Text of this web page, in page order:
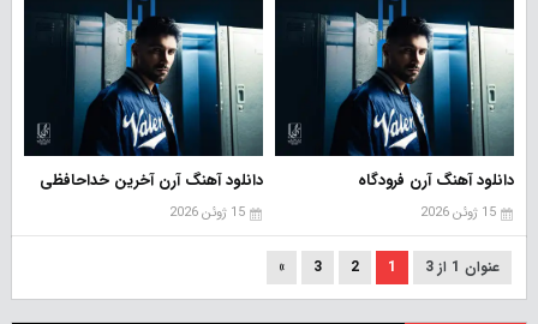
دانلود آهنگ آرن فرودگاه
15 ژوئن 2026
دانلود آهنگ آرن آخرین خداحافظی
15 ژوئن 2026
عنوان 1 از 3 1
2
3
»